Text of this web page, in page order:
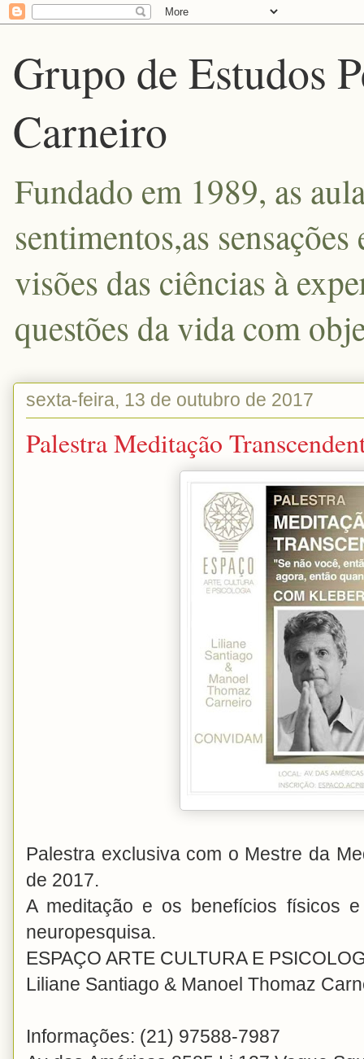
Grupo de Estudos
Carneiro
Fundado em 1989, as
sentimentos,as
visões das ciências à
questões da vida com
sexta-feira, 13 de outubro de 2017
Palestra Meditação
Palestra exclusiva com o Mestre da
de 2017.
A meditação e os benefícios físicos
neuropesquisa.
ESPAÇO ARTE CULTURA E
Liliane Santiago & Manoel Thomaz
Informações: (21) 97588-7987